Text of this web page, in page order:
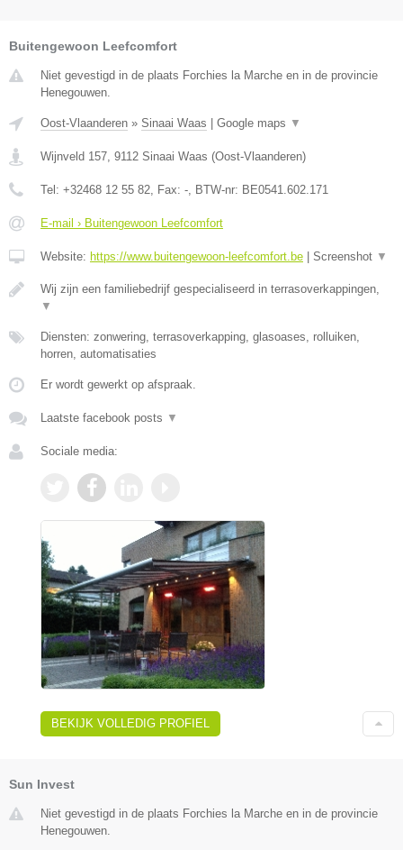
Buitengewoon Leefcomfort
Niet gevestigd in de plaats Forchies la Marche en in de provincie
Henegouwen.
Oost-Vlaanderen » Sinaai Waas Google maps ▼
Wijnveld 157, 9112 Sinaai Waas (Oost-Vlaanderen)
Tel: +32468 12 55 82, Fax: -, BTW-nr: BE0541.602.171
E-mail › Buitengewoon Leefcomfort
Website: https://www.buitengewoon-leefcomfort.be Screenshot ▼
Wij zijn een familiebedrijf gespecialiseerd in terrasoverkappingen,
▼
Diensten: zonwering, terrasoverkapping, glasoases, rolluiken,
horren, automatisaties
Er wordt gewerkt op afspraak.
Laatste facebook posts ▼
Sociale media:
BEKIJK VOLLEDIG PROFIEL
Sun Invest
Niet gevestigd in de plaats Forchies la Marche en in de provincie
Henegouwen.